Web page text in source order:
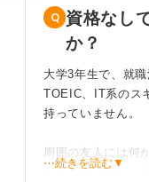
資格なし
か？
大学3年生で、就
TOEIC、IT系のス
持っていません。
周囲の友人には何
このまま資格なし
⋯続きを読む▼